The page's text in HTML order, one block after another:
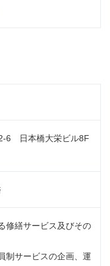
6 日本橋大栄ビル8F
修繕サービス及びその
制サービスの企画、運